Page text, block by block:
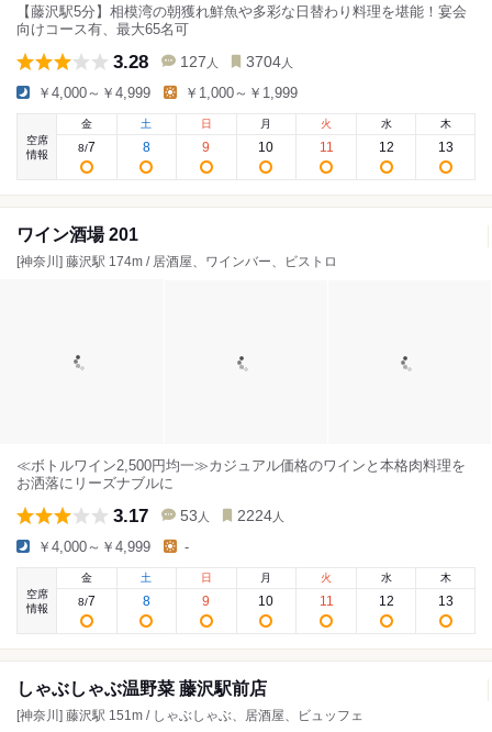
【藤沢駅5分】相模湾の朝獲れ鮮魚や多彩な日替わり料理を堪能！宴会
向けコース有、最大65名可
3.28 127 人 3704 人
￥4,000～￥4,999 ￥1,000～￥1,999
空席
情報
金
8/7
土
8
日
9
月
10
火
11
水
12
木
13
ワイン酒場 201
[神奈川] 藤沢駅 174m / 居酒屋、ワインバー、ビストロ
≪ボトルワイン2,500円均一≫カジュアル価格のワインと本格肉料理を
お洒落にリーズナブルに
3.17 53 人 2224 人
￥4,000～￥4,999 -
空席
情報
金
8/7
土
8
日
9
月
10
火
11
水
12
木
13
しゃぶしゃぶ温野菜 藤沢駅前店
[神奈川] 藤沢駅 151m / しゃぶしゃぶ、居酒屋、ビュッフェ